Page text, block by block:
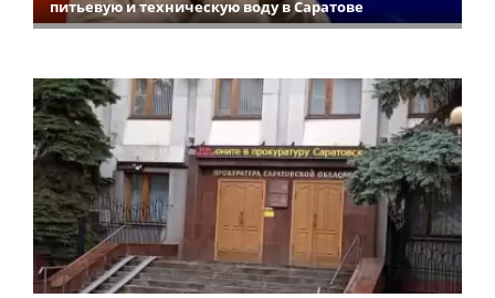
питьевую и техническую воду в Саратове